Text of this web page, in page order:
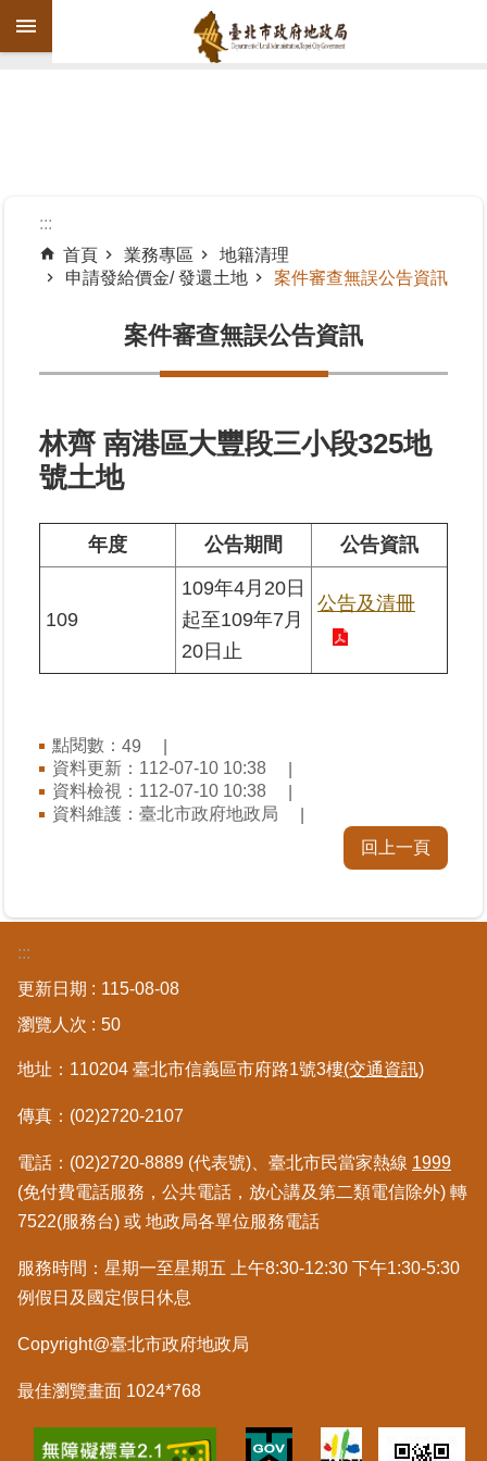
跳到主要內容區塊
機
告
資
訊
務
區
詢
網
路
業
區
合
訊
熱
門
關
字
都
地
資
:::
首頁
業務專區
地籍清理
申請發給價金/ 發還土地
案件審查無誤公告資訊
案件審查無誤公告資訊
林齊 南港區大豐段三小段325地
號土地
年度 公告期間 公告資訊
109
109年4月20日
起至109年7月
20日止
公告及清冊
點閱數： 49
資料更新：112-07-10 10:38
資料檢視：112-07-10 10:38
資料維護：臺北市政府地政局
回上一頁
:::
更新日期
115-08-08
瀏覽人次
50
地址：110204 臺北市信義區市府路1號3樓(交通資訊)
傳真：(02)2720-2107
電話：(02)2720-8889 (代表號)、臺北市民當家熱線 1999
(免付費電話服務，公共電話，放心講及第二類電信除外) 轉
7522(服務台) 或 地政局各單位服務電話
服務時間：星期一至星期五 上午8:30-12:30 下午1:30-5:30
例假日及國定假日休息
Copyright@臺北市政府地政局
最佳瀏覽畫面 1024*768